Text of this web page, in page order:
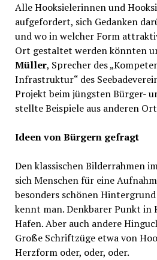
Alle Hooksielerinnen und
aufgefordert, sich Gedanken
und wo in welcher Form
Ort gestaltet werden könnten
Müller, Sprecher des
Infrastruktur“ des
Projekt beim jüngsten Bürger-
stellte Beispiele aus anderen
Ideen von Bürgern gefragt
Den klassischen Bilderrahmen
sich Menschen für eine
besonders schönen
kennt man. Denkbarer Punkt in
Hafen. Aber auch andere
Große Schriftzüge etwa von
Herzform oder, oder, oder.